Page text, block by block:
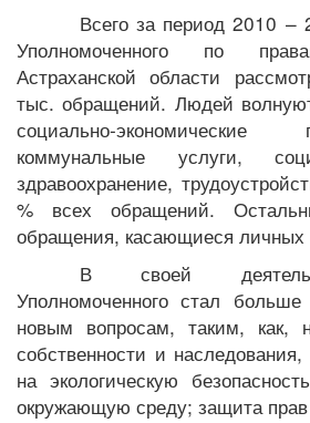
Всего за период 2010 –
Уполномоченного по
Астраханской области
тыс. обращений. Людей
социально-
коммунальные услуги,
здравоохранение,
% всех обращений.
обращения, касающиеся личных
В своей
Уполномоченного стал
новым вопросам, таким, как,
собственности и
на экологическую
окружающую среду; защита